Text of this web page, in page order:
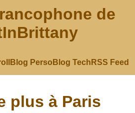
de
Blog Perso Blog Tech RSS Feed
plus à Paris